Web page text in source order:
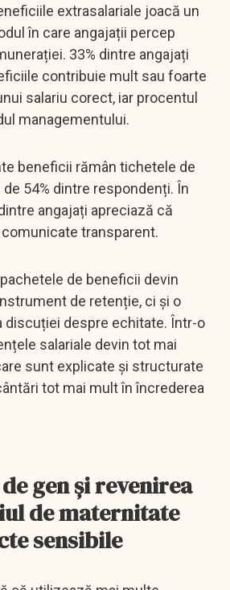
extrasalariale joacă un
în care angajații percep
33% dintre angajați
contribuie mult sau foarte
salariu corect, iar procentul
managementului.
beneficii rămân tichetele de
54% dintre respondenți. În
angajați apreciază că
transparent.
de beneficii devin
de retenție, ci și o
discuției despre echitate. Într-o
salariale devin tot mai
sunt explicate și structurate
tot mai mult în încrederea
gen și revenirea
de maternitate
sensibile